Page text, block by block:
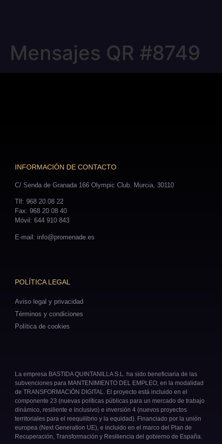
Mensajes QR #8749
INFORMACIÓN DE CONTACTO
C/ Senda de Granada 166 Olympic Club. Murcia, 30110
Tlf: 968 20 08 22
Fax: 968 20 08 40
Móvil: 644 910 843
E-mail: info@promenade.es
POLÍTICA LEGAL
Aviso legal y privacidad
Términos y condiciones
Política de cookies
La empresa BASTIDA QUINTANILLA S.L. ha sido beneficiaria de las
subvenciones para MANTENIMIENTO DEL EMPLEO, en la modalidad
de TRANSFORMACIÓN DIGITAL. El proyecto está incluido en el
componente 23 (nuevas políticas públicas para un mercado de trabajo
dinámico, resiliente e inclusivo) e inversión 4 (nuevos proyectos
territoriales para el reequilibrio y la equidad). Financiado por la unión
europea (Next Generation UE), e incluido en el marco del Plan de
Recuperación, Transformación y Resiliencia del gobierno de España.